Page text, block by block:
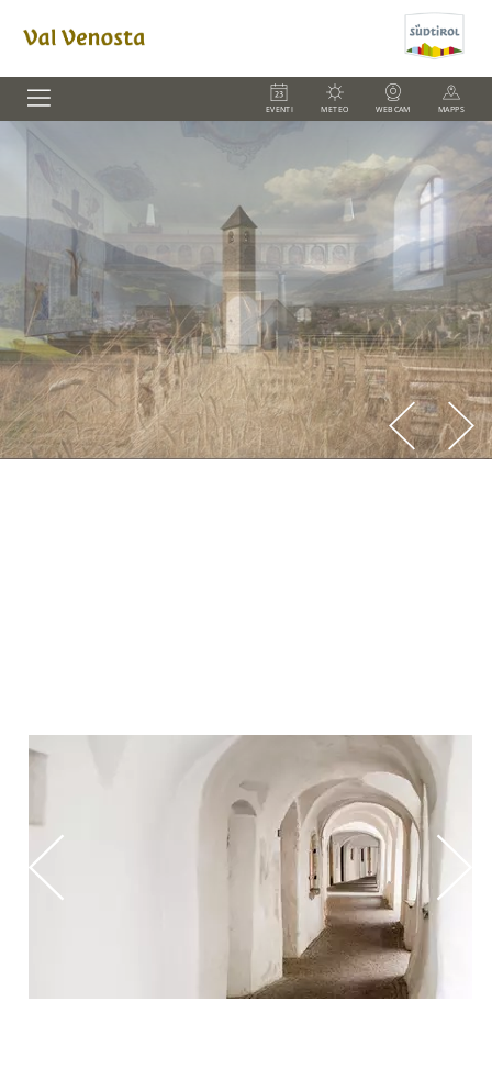
EVENTI METEO WEBCAM MAPPS